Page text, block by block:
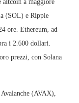
altcoin a maggiore
(SOL) e Ripple
ore. Ethereum, ad
i 2.600 dollari.
prezzi, con Solana
(AVAX),